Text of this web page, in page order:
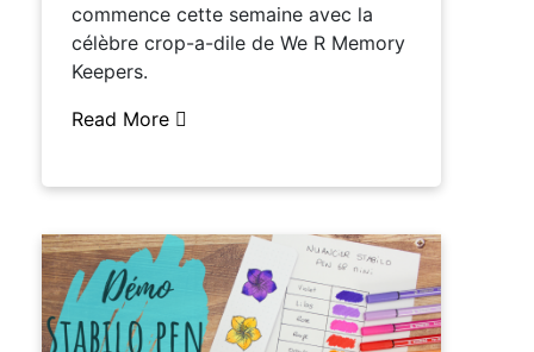
commence cette semaine avec la
célèbre crop-a-dile de We R Memory
Keepers.
Read More